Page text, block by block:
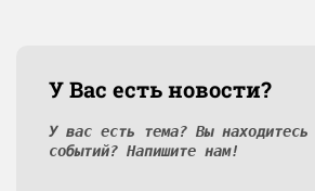
У Вас есть новости?
У вас есть тема? Вы находитесь
событий? Напишите нам!